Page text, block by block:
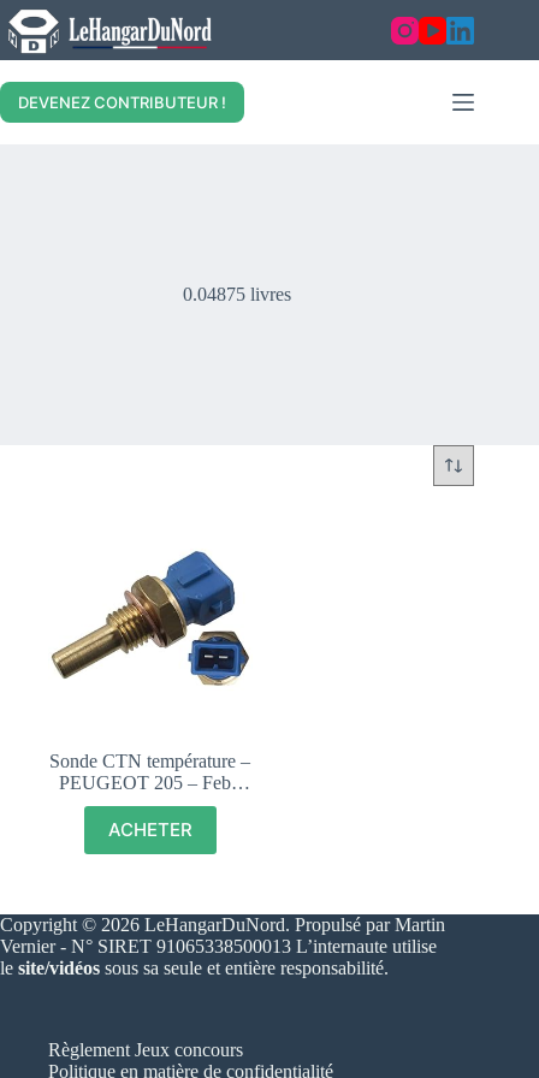
Skip
to
content
DEVENEZ CONTRIBUTEUR !
0.04875 livres
Sonde CTN température –
PEUGEOT 205 – Febi-
Bilstein 17695
ACHETER
Copyright © 2026 LeHangarDuNord. Propulsé par Martin
Vernier - N° SIRET 91065338500013 L’internaute utilise
le site/vidéos sous sa seule et entière responsabilité.
Règlement Jeux concours
Politique en matière de confidentialité